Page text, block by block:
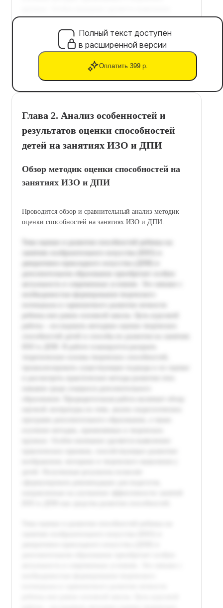
Полный текст доступен
в расширенной версии
Оплатить 399 р.
Глава 2. Анализ особенностей и
результатов оценки способностей
детей на занятиях ИЗО и ДПИ
Обзор методик оценки способностей на
занятиях ИЗО и ДПИ
Проводится обзор и сравнительный анализ методик
оценки способностей на занятиях ИЗО и ДПИ.